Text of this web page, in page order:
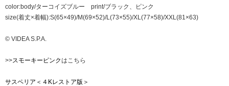
color:body/ターコイズブルー print/ブラック、ピンク
size(着丈×着幅):S(65×49)/M(69×52)/L(73×55)/XL(77×58)/XXL(81×63)
© VIDEA S.P.A.
>>スモーキーピンクはこちら
サスペリア＜４Kレストア版＞